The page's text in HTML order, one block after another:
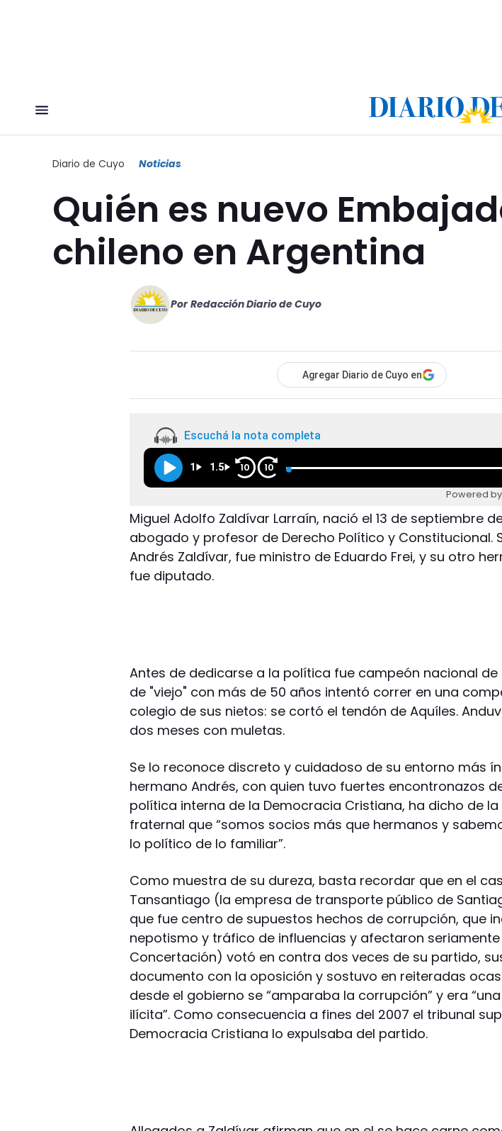
Diario de Cuyo Noticias
Quién es nuevo
chileno en Argentina
Por Redacción Diario de Cuyo
Agregar Diario de Cuyo en
Escuchá la nota completa
1 1.5 10 10
Powered
Miguel Adolfo Zaldívar Larraín, nació el 13 de septiembre
abogado y profesor de Derecho Político y Constitucional.
Andrés Zaldívar, fue ministro de Eduardo Frei, y su otro
fue diputado.
Antes de dedicarse a la política fue campeón nacional de
de "viejo" con más de 50 años intentó correr en una
colegio de sus nietos: se cortó el tendón de Aquíles.
dos meses con muletas.
Se lo reconoce discreto y cuidadoso de su entorno más
hermano Andrés, con quien tuvo fuertes encontronazos
política interna de la Democracia Cristiana, ha dicho de
fraternal que “somos socios más que hermanos y
lo político de lo familiar”.
Como muestra de su dureza, basta recordar que en el
Tansantiago (la empresa de transporte público de
que fue centro de supuestos hechos de corrupción, que
nepotismo y tráfico de influencias y afectaron
Concertación) votó en contra dos veces de su partido,
documento con la oposición y sostuvo en reiteradas
desde el gobierno se “amparaba la corrupción” y era
ilícita”. Como consecuencia a fines del 2007 el tribunal
Democracia Cristiana lo expulsaba del partido.